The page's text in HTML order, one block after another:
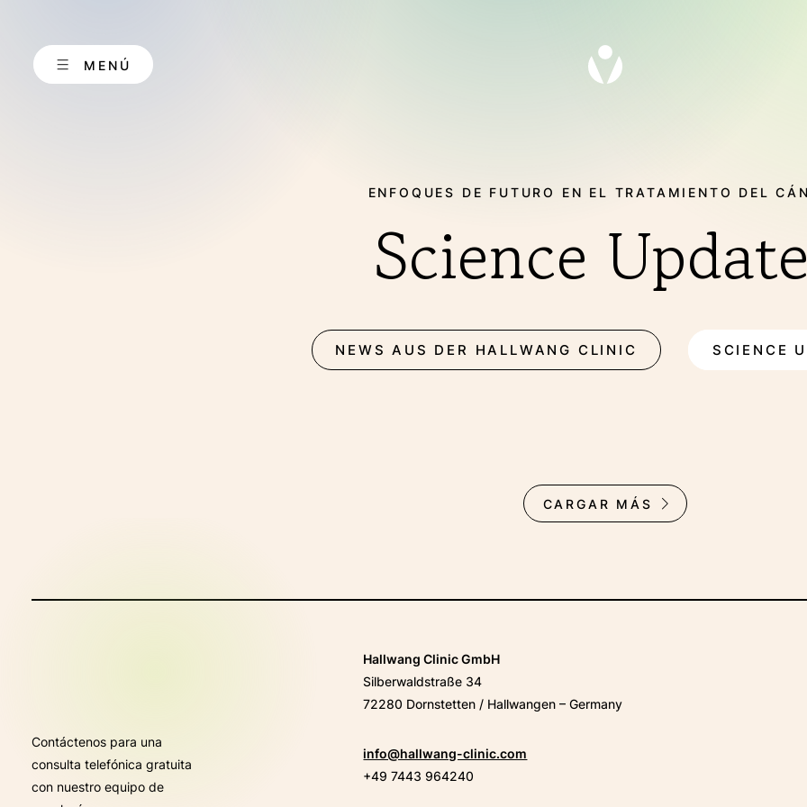
MENÚ
ABOUT US ES(DE COPY)
THERAPIEN ES(DE
FAQ ES(DE COPT)
Facebook
X YouTubeInstagram
LinkedIn
ENFOQUES DE FUTURO EN EL TRATAMIENTO DEL
Science
NEWS AUS DER HALLWANG CLINIC SCIENCE
CARGAR MÁS
Contáctenos para una
consulta telefónica gratuita
con nuestro equipo de
Hallwang Clinic GmbH
Silberwaldstraße 34
72280 Dornstetten / Hallwangen – Germany
info@hallwang-clinic.com
+49 7443 964240